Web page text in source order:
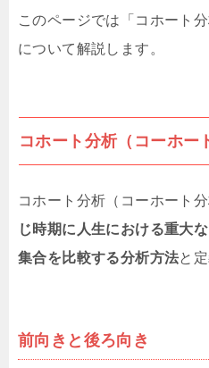
このページでは「コホート
について解説します。
コホート分析（コーホー
コホート分析（コーホート
じ時期に人生における重大
集合を比較する分析方法と
前向きと後ろ向き